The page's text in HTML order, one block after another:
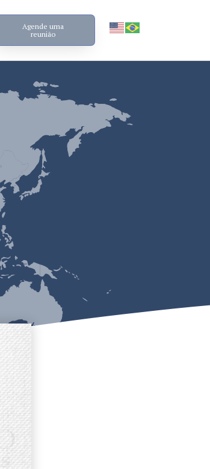
Agende uma
reunião